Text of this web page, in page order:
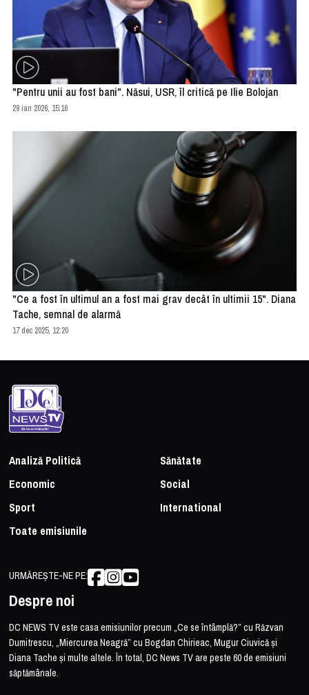
"Pentru unii au fost bani". Năsui, USR, îl critică pe Ilie Bolojan
29 ian 2026, 15:16
"Ce a fost în ultimul an a fost mai grav decât în ultimii 15". Diana
Tache, semnal de alarmă
17 dec 2025, 12:20
Analiză Politică
Sănătate
Economic
Social
Sport
International
Toate emisiunile
URMĂREȘTE-NE PE:
Despre noi
DC NEWS TV este casa emisiunilor precum „Ce se întâmplă?” cu Răzvan
Dumitrescu, „Miercurea Neagră” cu Bogdan Chirieac, Mugur Ciuvică și
Diana Tache și multe altele. În total, DC News TV are peste 60 de emisiuni
săptămânale.